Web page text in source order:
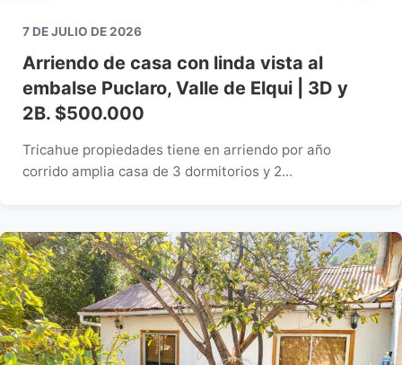
7 DE JULIO DE 2026
Arriendo de casa con linda vista al
embalse Puclaro, Valle de Elqui | 3D y
2B. $500.000
Tricahue propiedades tiene en arriendo por año
corrido amplia casa de 3 dormitorios y 2...